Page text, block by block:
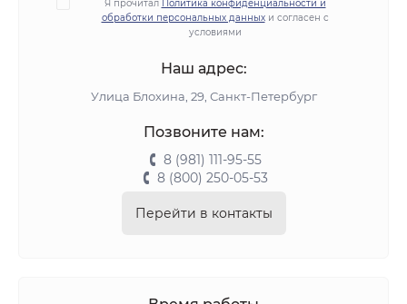
Я прочитал Политика конфиденциальности и
обработки персональных данныхи согласен с
условиями
Наш адрес:
Улица Блохина, 29, Санкт-Петербург
Позвоните нам:
8 (981) 111-95-55
8 (800) 250-05-53
Перейти в контакты